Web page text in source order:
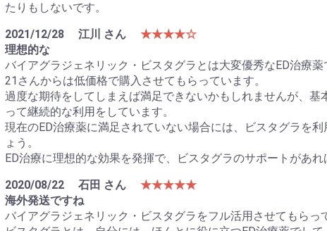
たりもしないです。
2021/12/28
江川 さん
★★★★☆
理想的な
バイアグラジェネリック・ビスタグラとは大変優秀なED治療
21さんからは低価格で購入させてもらっています。
過度な期待をしてしまえば満足できないかもしれませんが、
って継続的な利用をしています。
現在のED治療薬に満足されていない場合には、ビスタグラを
ょう。
ED治療に理想的な効果を発揮で、ビスタグラのサポートがあれ
2020/08/22
石田 さん
★★★★★
海外発送ですね
バイアグラジェネリック・ビスタグラをフル活用させてもらっ